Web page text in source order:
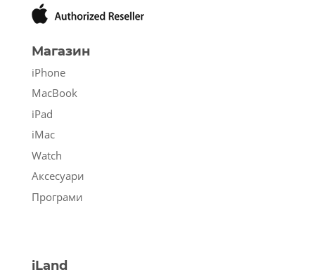
Магазин
iPhone
MacBook
iPad
iMac
Watch
Аксесуари
Програми
iLand